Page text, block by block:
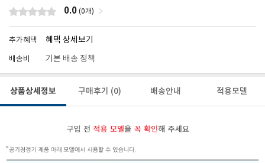
0.0 (0개)
추가혜택 혜택 상세보기
배송비 기본 배송 정책
상품상세정보 구매후기 (0) 배송안내 적용모델